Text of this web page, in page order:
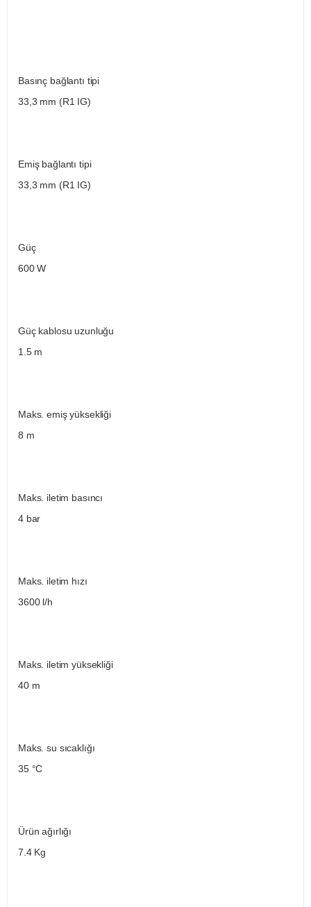
Basınç bağlantı tipi
33,3 mm (R1 IG)
Emiş bağlantı tipi
33,3 mm (R1 IG)
Güç
600 W
Güç kablosu uzunluğu
1.5 m
Maks. emiş yüksekliği
8 m
Maks. iletim basıncı
4 bar
Maks. iletim hızı
3600 l/h
Maks. iletim yüksekliği
40 m
Maks. su sıcaklığı
35 °C
Ürün ağırlığı
7.4 Kg